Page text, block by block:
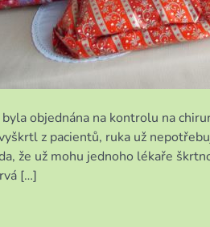
objednána na kontrolu na
z pacientů, ruka už
že už mohu jednoho lékaře
[…]